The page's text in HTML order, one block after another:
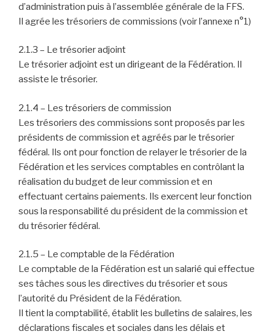
d’administration puis à l’assemblée générale de la FFS.
Il agrée les trésoriers de commissions (voir l’annexe n°1)
2.1.3 – Le trésorier adjoint
Le trésorier adjoint est un dirigeant de la Fédération. Il
assiste le trésorier.
2.1.4 – Les trésoriers de commission
Les trésoriers des commissions sont proposés par les
présidents de commission et agréés par le trésorier
fédéral. Ils ont pour fonction de relayer le trésorier de la
Fédération et les services comptables en contrôlant la
réalisation du budget de leur commission et en
effectuant certains paiements. Ils exercent leur fonction
sous la responsabilité du président de la commission et
du trésorier fédéral.
2.1.5 – Le comptable de la Fédération
Le comptable de la Fédération est un salarié qui effectue
ses tâches sous les directives du trésorier et sous
l’autorité du Président de la Fédération.
Il tient la comptabilité, établit les bulletins de salaires, les
déclarations fiscales et sociales dans les délais et